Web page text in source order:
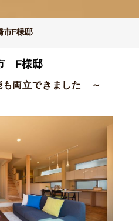
市F様邸
F様邸
両立できました ～